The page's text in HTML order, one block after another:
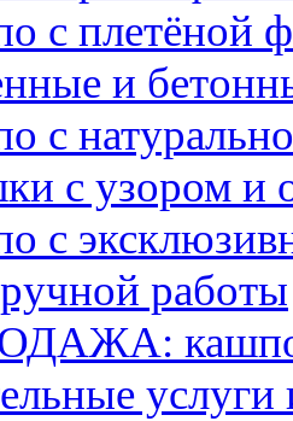
с плетёной
и
с
с узором и
с
работы
кашпо
услуги